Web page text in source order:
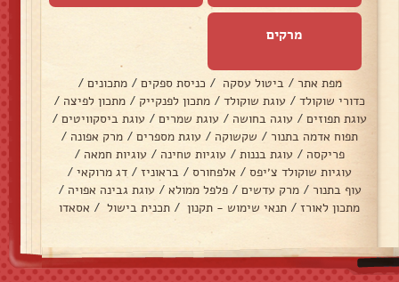
מרקים
מפת אתר / ביטול עסקה / כניסת ספקים / מתכונים /
כדורי שוקולד / עוגת שוקולד / מתכון לפנקייק / מתכון לפיצה /
עוגת תפוזים / עוגה בחושה / עוגת שמרים / עוגת ביסקוויטים /
תפוח אדמה בתנור / שקשוקה / עוגת מספרים / מרק אפונה /
פריקסה / עוגת בננות / עוגיות טחינה / עוגיות חמאה /
עוגיות שוקולד צ׳יפס / אלפחורס / בראוניז / דג מרוקאי /
עוף בתנור / מרק עדשים / פלפל ממולא / עוגת גבינה אפויה /
מתכון לאורז / תנאי שימוש - תקנון / תכנית בישול / אסאדו